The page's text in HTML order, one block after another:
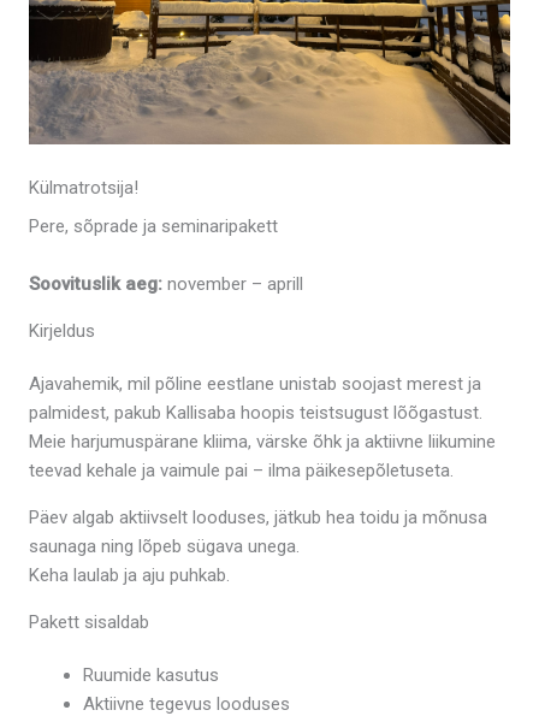
Külmatrotsija!
Pere, sõprade ja seminaripakett
Soovituslik aeg: november – aprill
Kirjeldus
Ajavahemik, mil põline eestlane unistab soojast merest ja
palmidest, pakub Kallisaba hoopis teistsugust lõõgastust.
Meie harjumuspärane kliima, värske õhk ja aktiivne liikumine
teevad kehale ja vaimule pai – ilma päikesepõletuseta.
Päev algab aktiivselt looduses, jätkub hea toidu ja mõnusa
saunaga ning lõpeb sügava unega.
Keha laulab ja aju puhkab.
Pakett sisaldab
Ruumide kasutus
Aktiivne tegevus looduses